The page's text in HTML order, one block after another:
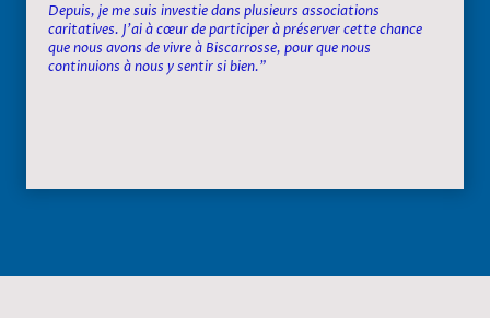
Depuis, je me suis investie dans plusieurs associations
caritatives. J'ai à cœur de participer à préserver cette chance
que nous avons de vivre à Biscarrosse, pour que nous
continuions à nous y sentir si bien."